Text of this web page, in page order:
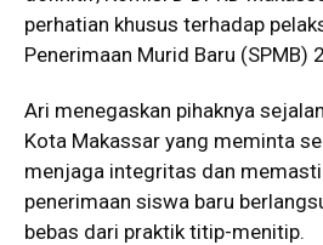
perhatian khusus terhadap
Penerimaan Murid Baru (SPMB)
Ari menegaskan pihaknya
Kota Makassar yang meminta
menjaga integritas dan
penerimaan siswa baru
bebas dari praktik titip-menitip.